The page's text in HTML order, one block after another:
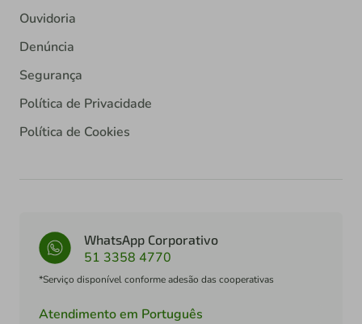
Ouvidoria
Denúncia
Segurança
Política de Privacidade
Política de Cookies
WhatsApp Corporativo
51 3358 4770
*Serviço disponível conforme adesão das cooperativas
Atendimento em Português